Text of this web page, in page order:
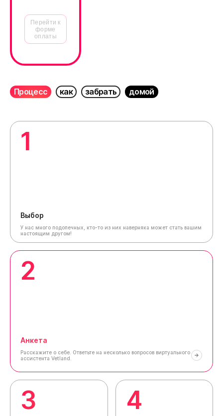
Перейти к
форме
оплаты
Процесс как забрать домой
1
Выбор
У нас много подопечных, кто-то из них наверняка может стать вашим
настоящим другом!
2
Анкета
Расскажите о себе. Ответьте на несколько вопросов виртуального
ассистента Vetland.
3 4